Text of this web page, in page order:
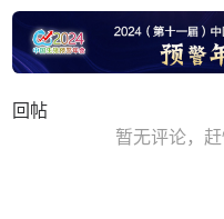
回帖
暂无评论，